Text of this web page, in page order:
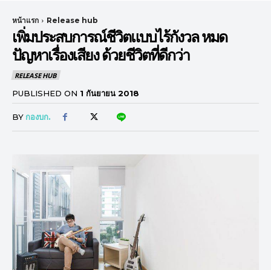
หน้าแรก Release hub
เพิ่มประสบการณ์ชีวิตแบบไร้กังวล หมด
ปัญหาเรื่องเสียง ด้วยชีวิตที่ดีกว่า
RELEASE HUB
PUBLISHED ON 1 กันยายน 2018
BY กองบก.